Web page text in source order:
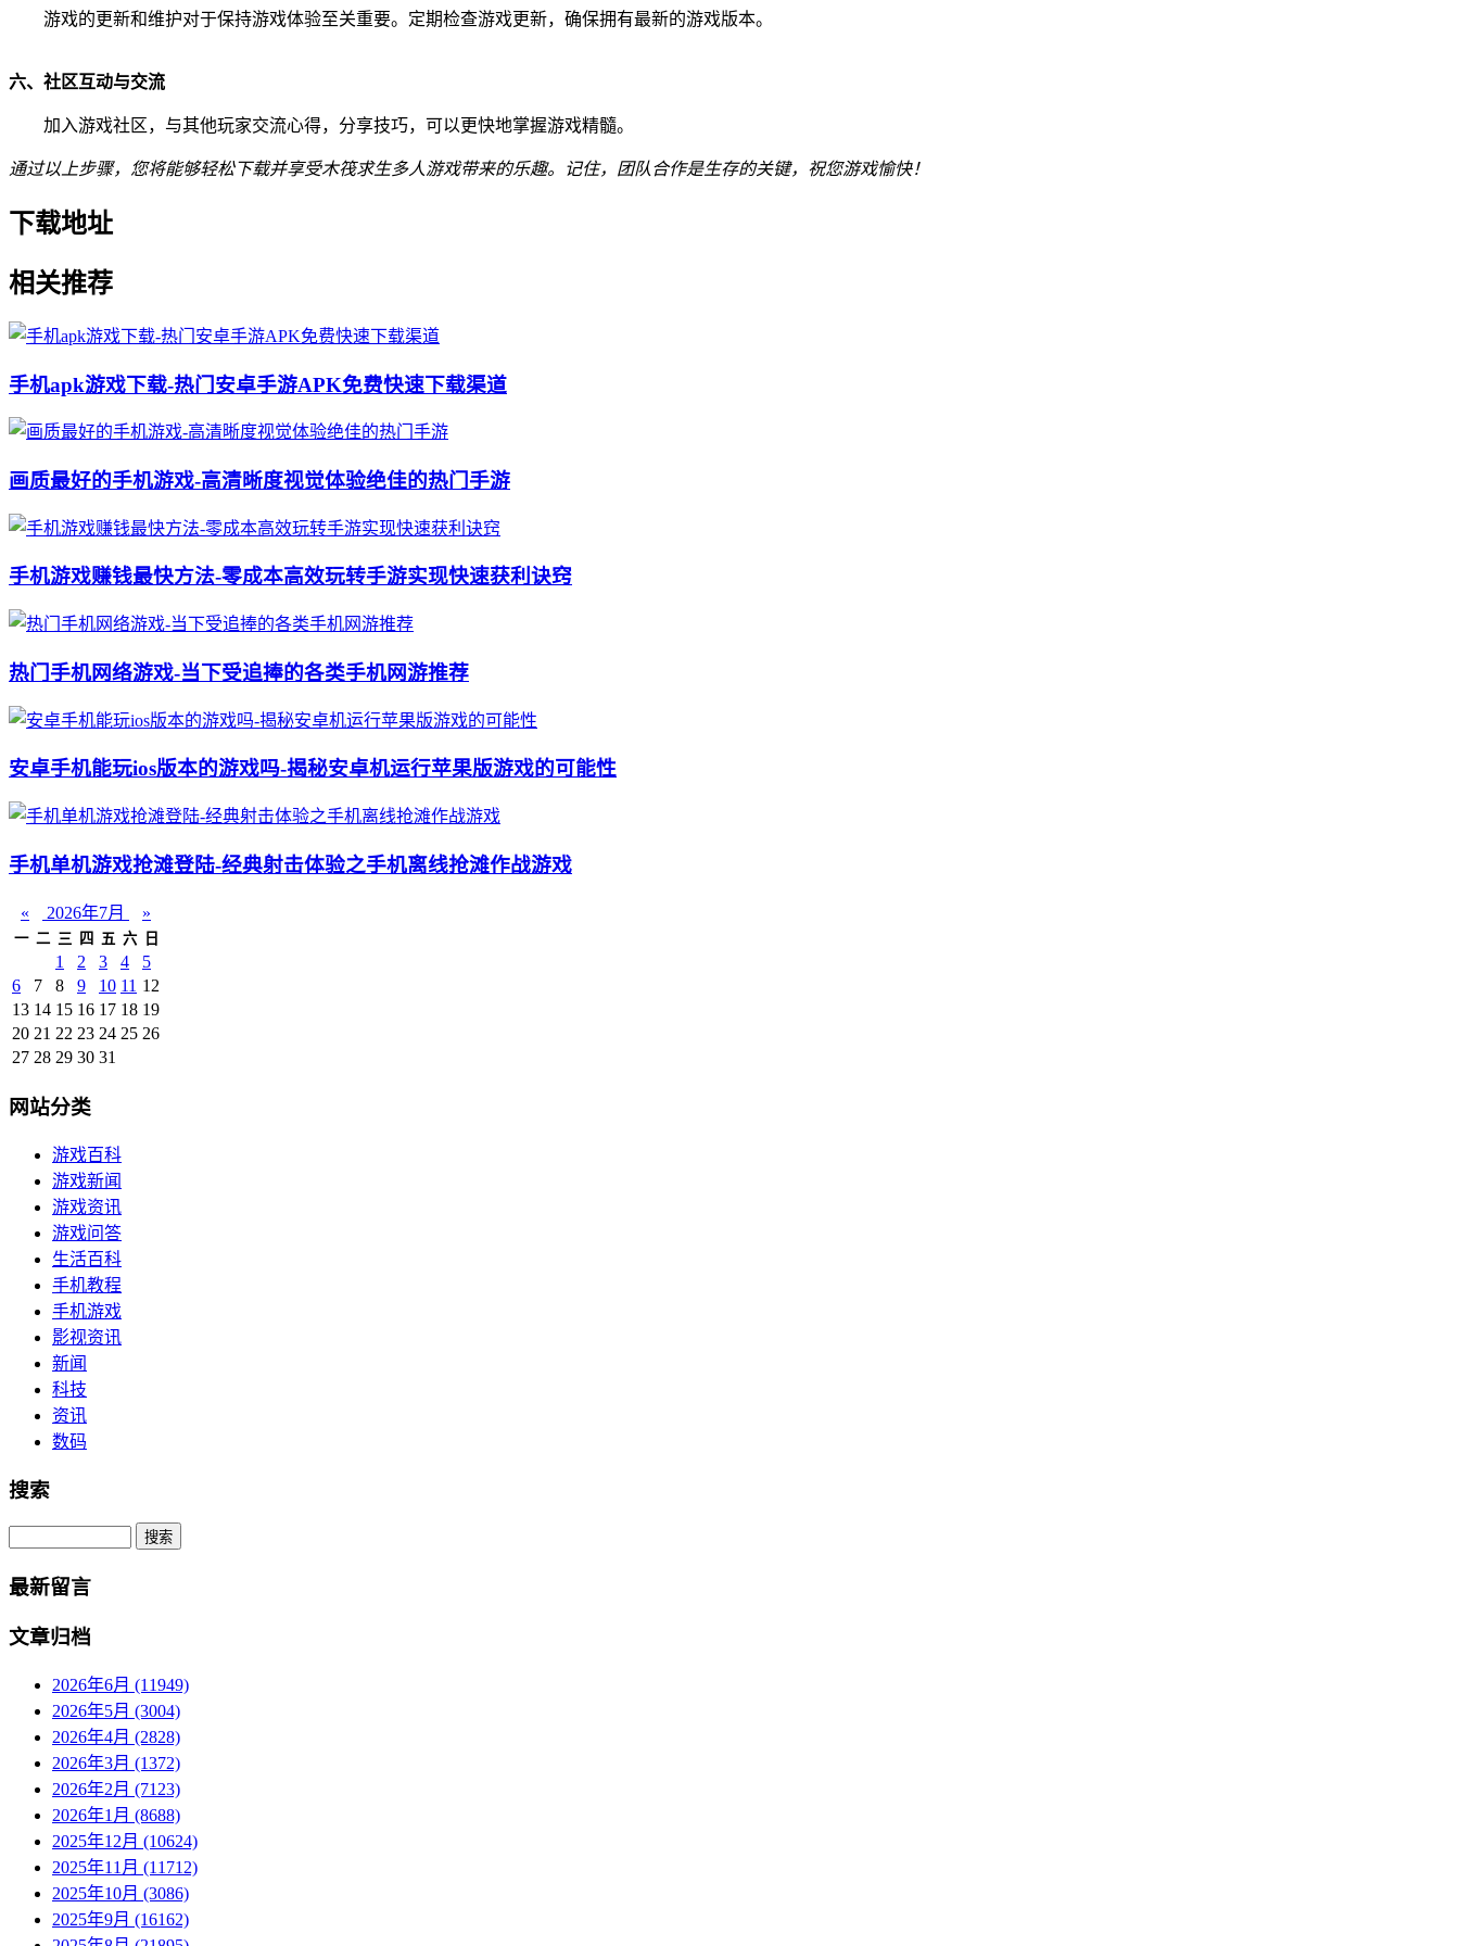
游戏的更新和维护对于保持游戏体验至关重要。定期检查游戏更新，确保拥有最新的游戏版本。
六、社区互动与交流
加入游戏社区，与其他玩家交流心得，分享技巧，可以更快地掌握游戏精髓。
通过以上步骤，您将能够轻松下载并享受木筏求生多人游戏带来的乐趣。记住，团队合作是生存的关键，祝您游戏愉快！
下载地址
相关推荐
手机apk游戏下载-热门安卓手游APK免费快速下载渠道
画质最好的手机游戏-高清晰度视觉体验绝佳的热门手游
手机游戏赚钱最快方法-零成本高效玩转手游实现快速获利诀窍
热门手机网络游戏-当下受追捧的各类手机网游推荐
安卓手机能玩ios版本的游戏吗-揭秘安卓机运行苹果版游戏的可能性
手机单机游戏抢滩登陆-经典射击体验之手机离线抢滩作战游戏
« 2026年7月 »
一 二 三 四 五 六 日
1 2 3 4
5
6
7 8 9 10 11 12
13 14 15 16 17 18 19
20 21 22 23 24 25 26
27 28 29 30 31
网站分类
游戏百科
游戏新闻
游戏资讯
游戏问答
生活百科
手机教程
手机游戏
影视资讯
新闻
科技
资讯
数码
搜索
Search
最新留言
文章归档
2026年6月 (11949)
2026年5月 (3004)
2026年4月 (2828)
2026年3月 (1372)
2026年2月 (7123)
2026年1月 (8688)
2025年12月 (10624)
2025年11月 (11712)
2025年10月 (3086)
2025年9月 (16162)